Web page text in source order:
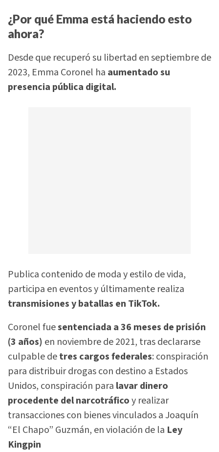
¿Por qué Emma está haciendo esto
ahora?
Desde que recuperó su libertad en septiembre de
2023, Emma Coronel ha aumentado su
presencia pública digital.
Publica contenido de moda y estilo de vida,
participa en eventos y últimamente realiza
transmisiones y batallas en TikTok.
Coronel fuesentenciada a 36 meses de prisión
(3 años) en noviembre de 2021, tras declararse
culpable detres cargos federales: conspiración
para distribuir drogas con destino a Estados
Unidos, conspiración para lavar dinero
procedente del narcotráficoy realizar
transacciones con bienes vinculados a Joaquín
“El Chapo” Guzmán, en violación de la Ley
Kingpin